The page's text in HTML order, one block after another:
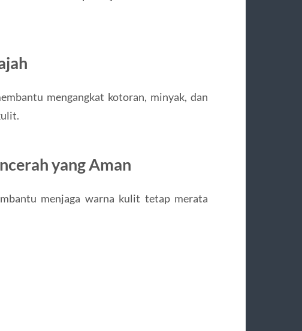
mengangkat kotoran, minyak, dan
yang Aman
menjaga warna kulit tetap merata